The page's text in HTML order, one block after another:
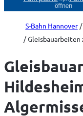
öffnen
S-Bahn Hannover
Gleisbauarbeiten